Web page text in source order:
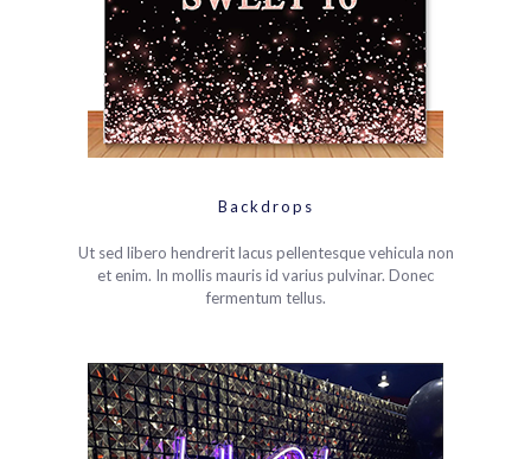
Backdrops
Ut sed libero hendrerit lacus pellentesque vehicula non
et enim. In mollis mauris id varius pulvinar. Donec
fermentum tellus.